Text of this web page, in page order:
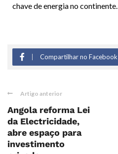
chave de energia no continente.
Compartilhar no Facebook
Artigo anterior
Angola reforma Lei
da Electricidade,
abre espaço para
investimento